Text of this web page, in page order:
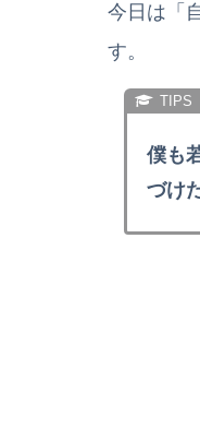
今日は「
す。
僕も
づけ